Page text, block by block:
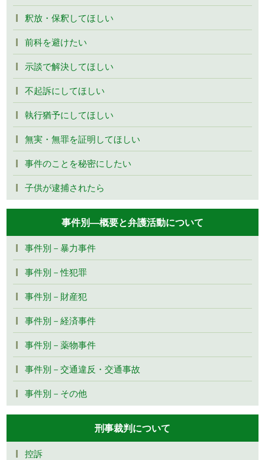
釈放・保釈してほしい
前科を避けたい
示談で解決してほしい
不起訴にしてほしい
執行猶予にしてほしい
無実・無罪を証明してほしい
事件のことを秘密にしたい
子供が逮捕されたら
事件別―概要と弁護活動について
事件別－暴力事件
事件別－性犯罪
事件別－財産犯
事件別－経済事件
事件別－薬物事件
事件別－交通違反・交通事故
事件別－その他
刑事裁判について
控訴